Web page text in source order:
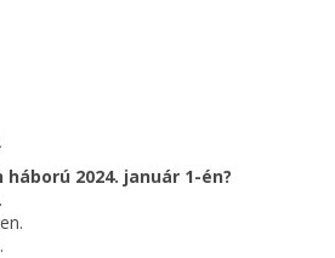
2024. január 1-én?